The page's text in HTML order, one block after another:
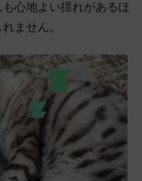
心地よい揺れがあるほ
ません。